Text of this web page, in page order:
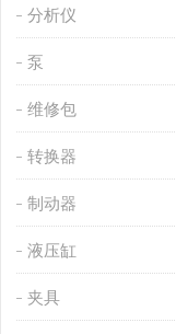
分析仪
泵
维修包
转换器
制动器
液压缸
夹具